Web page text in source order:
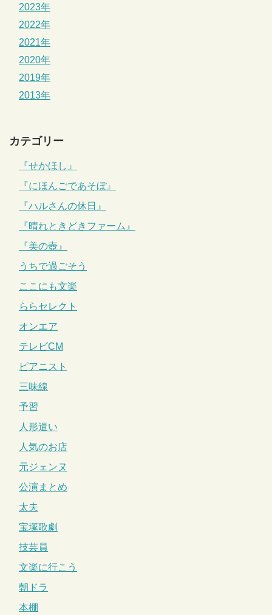
2023年
2022年
2021年
2020年
2019年
2013年
カテゴリー
『せかほし』
『にほんごであそぼ』
『ハルさんの休日』
『晴れときどきファーム』
『美の壺』
うちで過ごそう
ここにも文楽
ららセレクト
オンエア
テレビCM
ピアニスト
三味線
予習
人形遣い
人気のお店
元ジェンヌ
公演まとめ
太夫
宝塚歌劇
技芸員
文楽に行こう
朝ドラ
本棚